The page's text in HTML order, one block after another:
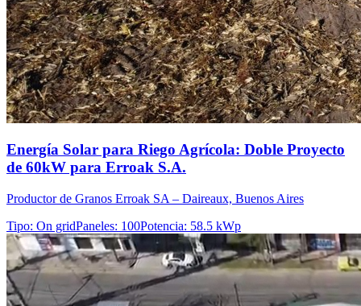
Energía Solar para Riego Agrícola: Doble Proyecto
de 60kW para Erroak S.A.
Productor de Granos Erroak SA – Daireaux, Buenos Aires
Tipo: On gridPaneles: 100Potencia: 58.5 kWp